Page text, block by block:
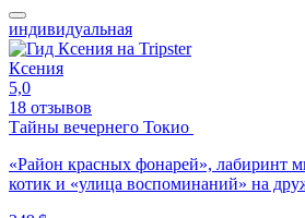
индивидуальная
Ксения
5,0
18 отзывов
Тайны вечернего Токио
«Район красных фонарей», лабиринт
котик и «улица воспоминаний» на